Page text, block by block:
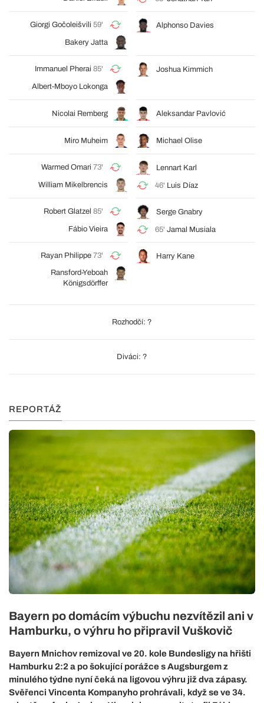
Giorgi Gočoleišvili 59'
Bakery Jatta
Alphonso Davies
Immanuel Pherai 85'
Albert-Mboyo Lokonga
Joshua Kimmich
Nicolai Remberg Aleksandar Pavlović
Miro Muheim Michael Olise
Warmed Omari 73'
William Mikelbrencis
Lennart Karl
46' Luis Díaz
Robert Glatzel 85'
Fábio Vieira
Serge Gnabry
65' Jamal Musiala
Rayan Philippe 73'
Ransford-Yeboah
Königsdörffer
Harry Kane
Rozhodčí: ?
Diváci: ?
REPORTÁŽ
Bayern po domácím výbuchu nezvítězil ani v
Hamburku, o výhru ho připravil Vuškovič
Bayern Mnichov remizoval ve 20. kole Bundesligy na hřišti
Hamburku 2:2 a po šokující porážce s Augsburgem z
minulého týdne nyní čeká na ligovou výhru již dva zápasy.
Svěřenci Vincenta Kompanyho prohrávali, když se ve 34.